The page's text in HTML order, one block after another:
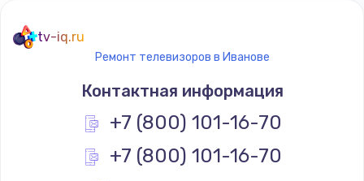
900 руб.
Заказать
tv-iq.ru
Ремонт телевизоров в Иванове
Контактная информация
+7 (800) 101-16-70
+7 (800) 101-16-70